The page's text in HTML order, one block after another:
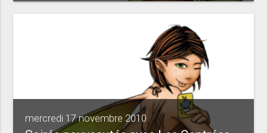
mercredi 17 novembre 2010